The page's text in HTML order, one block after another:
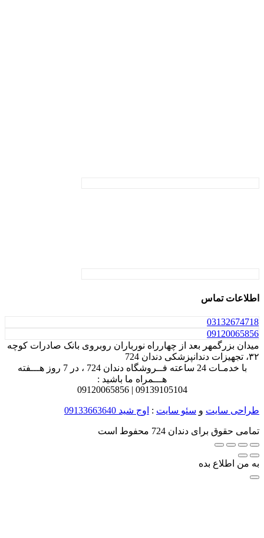
اطلاعات تماس
03132674718
09120065856
میدان بزرگمهر بعد از چهارراه نورباران روبروی بانک صادرات کوچه
۳۲، تجهیزات دندانپزشکی دندان 724
با خدمـات 24 ساعته فــروشگاه دندان 724 ، در 7 روز هـــفته
هـــمراه ما باشید :
09139105104 |
09120065856
طراحی سایت و سئو سایت : اوج شید 09133663640
تمامی حقوق برای دندان 724 محفوط است
به من اطلاع بده